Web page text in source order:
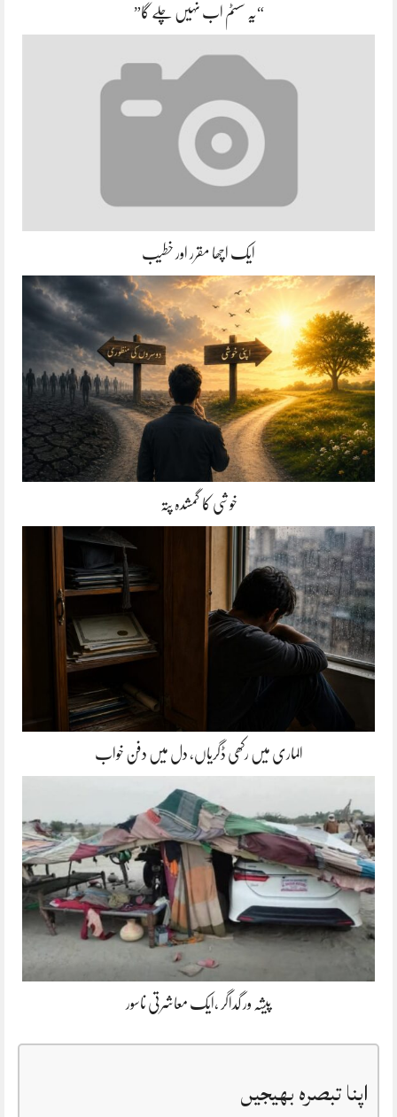
“یہ سسٹم اب نہیں چلے گا”
ایک اچھا مقرر اور خطیب
خوشی کا گمشدہ پتہ
الماری میں رکھی ڈگریاں، دل میں دفن خواب
پیشہ ور گداگر ،ایک معاشرتی ناسور
اپنا تبصرہ بھیجیں